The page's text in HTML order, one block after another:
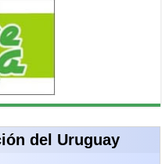
del Uruguay